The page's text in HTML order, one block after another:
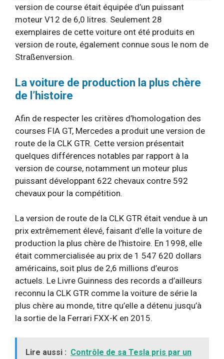
version de course était équipée d’un puissant
moteur V12 de 6,0 litres. Seulement 28
exemplaires de cette voiture ont été produits en
version de route, également connue sous le nom de
Straßenversion.
La voiture de production la plus chère
de l’histoire
Afin de respecter les critères d’homologation des
courses FIA GT, Mercedes a produit une version de
route de la CLK GTR. Cette version présentait
quelques différences notables par rapport à la
version de course, notamment un moteur plus
puissant développant 622 chevaux contre 592
chevaux pour la compétition.
La version de route de la CLK GTR était vendue à un
prix extrêmement élevé, faisant d’elle la voiture de
production la plus chère de l’histoire. En 1998, elle
était commercialisée au prix de 1 547 620 dollars
américains, soit plus de 2,6 millions d’euros
actuels. Le Livre Guinness des records a d’ailleurs
reconnu la CLK GTR comme la voiture de série la
plus chère au monde, titre qu’elle a détenu jusqu’à
la sortie de la Ferrari FXX-K en 2015.
Lire aussi : Contrôle de sa Tesla pris par un